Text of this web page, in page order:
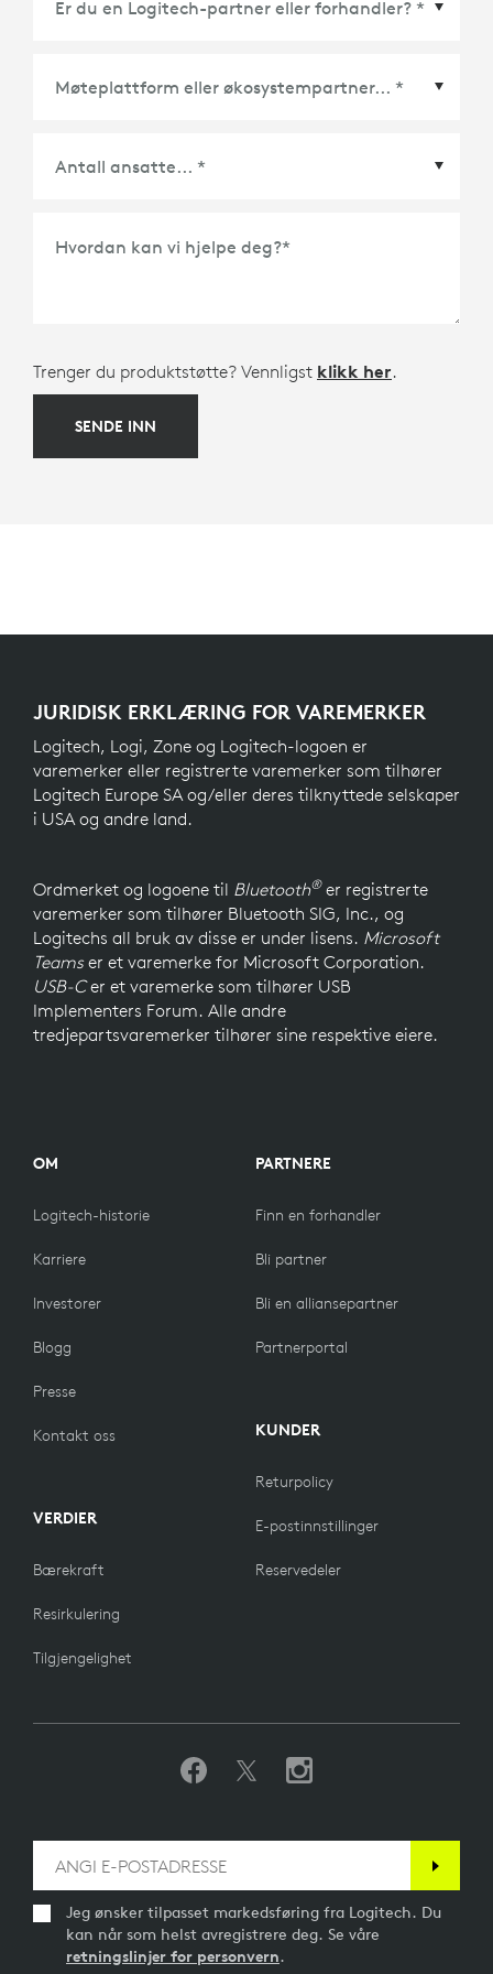
Hvordan kan vi hjelpe deg?*
Trenger du produktstøtte? Vennligst klikk her.
SENDE INN
JURIDISK ERKLÆRING FOR VAREMERKER
Logitech, Logi, Zone og Logitech-logoen er
varemerker eller registrerte varemerker som tilhører
Logitech Europe SA og/eller deres tilknyttede selskaper
i USA og andre land.
Ordmerket og logoene til Bluetooth®er registrerte
varemerker som tilhører Bluetooth SIG, Inc., og
Logitechs all bruk av disse er under lisens. Microsoft
Teamser et varemerke for Microsoft Corporation.
USB-Cer et varemerke som tilhører USB
Implementers Forum. Alle andre
tredjepartsvaremerker tilhører sine respektive eiere.
OM
Logitech-historie
Karriere
Investorer
Blogg
Presse
Kontakt oss
VERDIER
Bærekraft
Resirkulering
Tilgjengelighet
PARTNERE
Finn en forhandler
Bli partner
Bli en alliansepartner
Partnerportal
KUNDER
Returpolicy
E-postinnstillinger
Reservedeler
Jeg ønsker tilpasset markedsføring fra Logitech. Du
kan når som helst avregistrere deg. Se våre
retningslinjer for personvern.